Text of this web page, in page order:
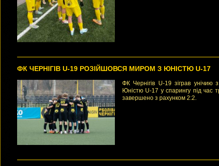
ФК ЧЕРНІГІВ U-19 РОЗІЙШОВСЯ МИРОМ З ЮНІСТЮ U-17
ФК Чернігів U-19 зіграв унічию з
Юністю U-17 у спарингу під час
завершено з рахунком 2:2.